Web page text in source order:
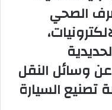
الصحي
وسائل النقل
تصنيع السيارة